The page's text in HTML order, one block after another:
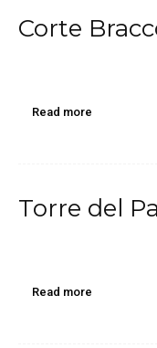
Corte
Read more
Torre del
Read more